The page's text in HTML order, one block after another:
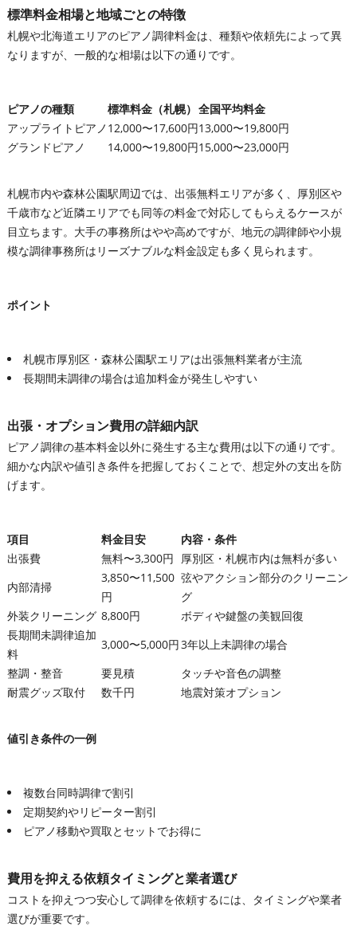
標準料金相場と地域ごとの特徴
札幌や北海道エリアのピアノ調律料金は、種類や依頼先によって異
なりますが、一般的な相場は以下の通りです。
ピアノの種類 標準料金（札幌） 全国平均料金
アップライトピアノ 12,000〜17,600円13,000〜19,800円
グランドピアノ
14,000〜19,800円15,000〜23,000円
札幌市内や森林公園駅周辺では、出張無料エリアが多く、厚別区や
千歳市など近隣エリアでも同等の料金で対応してもらえるケースが
目立ちます。大手の事務所はやや高めですが、地元の調律師や小規
模な調律事務所はリーズナブルな料金設定も多く見られます。
ポイント
札幌市厚別区・森林公園駅エリアは出張無料業者が主流
長期間未調律の場合は追加料金が発生しやすい
出張・オプション費用の詳細内訳
ピアノ調律の基本料金以外に発生する主な費用は以下の通りです。
細かな内訳や値引き条件を把握しておくことで、想定外の支出を防
げます。
項目 料金目安
内容・条件
出張費
無料〜3,300円 厚別区・札幌市内は無料が多い
内部清掃
3,850〜11,500
円
弦やアクション部分のクリーニン
グ
外装クリーニング 8,800円
ボディや鍵盤の美観回復
長期間未調律追加
料
3,000〜5,000円3年以上未調律の場合
整調・整音
要見積
タッチや音色の調整
耐震グッズ取付
数千円 地震対策オプション
値引き条件の一例
複数台同時調律で割引
定期契約やリピーター割引
ピアノ移動や買取とセットでお得に
費用を抑える依頼タイミングと業者選び
コストを抑えつつ安心して調律を依頼するには、タイミングや業者
選びが重要です。